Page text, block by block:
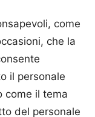
come
che la
il personale
come il tema
del personale